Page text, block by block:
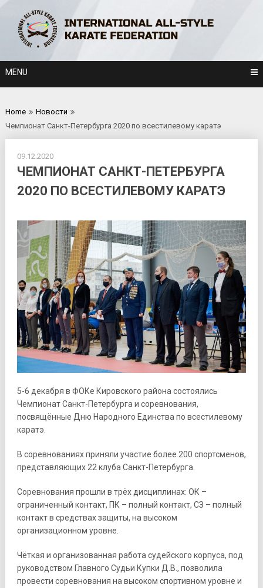
content
MENU
Home
Новости
Чемпионат Санкт-Петербурга 2020 по всестилевому каратэ
09.12.2020
ЧЕМПИОНАТ САНКТ-ПЕТЕРБУРГА
2020 ПО ВСЕСТИЛЕВОМУ КАРАТЭ
5-6 декабря в ФОКе Кировского района состоялись
Чемпионат Санкт-Петербурга и соревнования,
посвящённые Дню Народного Единства по всестилевому
каратэ.
В соревнованиях приняли участие более 200 спортсменов,
представляющих 22 клуба Санкт-Петербурга.
Соревнования прошли в трёх дисциплинах: ОК –
ограниченный контакт, ПК – полный контакт, СЗ – полный
контакт в средствах защиты, на высоком
организационном уровне.
Чёткая и организованная работа судейского корпуса, под
руководством Главного Судьи Купки Д.В., позволила
провести соревнования на высоком спортивном уровне и